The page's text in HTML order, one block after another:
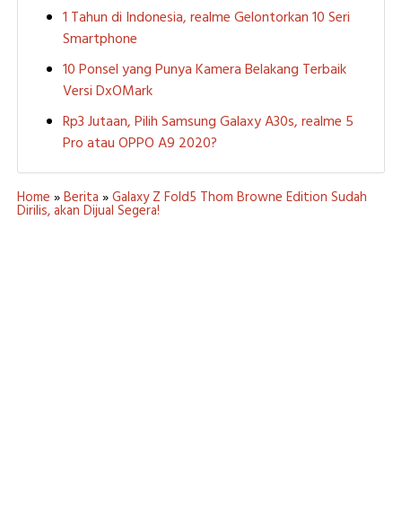
1 Tahun di Indonesia, realme Gelontorkan 10 Seri
Smartphone
10 Ponsel yang Punya Kamera Belakang Terbaik
Versi DxOMark
Rp3 Jutaan, Pilih Samsung Galaxy A30s, realme 5
Pro atau OPPO A9 2020?
Home »Berita »Galaxy Z Fold5 Thom Browne Edition Sudah
Dirilis, akan Dijual Segera!